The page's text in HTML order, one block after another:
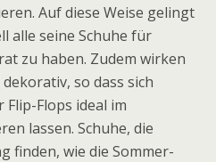
Auf diese Weise gelingt
alle seine Schuhe für
zu haben. Zudem wirken
so dass sich
Flip-Flops ideal im
lassen. Schuhe, die
finden, wie die Sommer-